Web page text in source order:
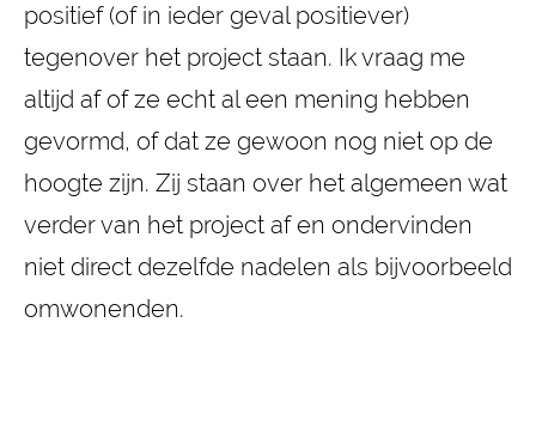
positief (of in ieder geval positiever)
tegenover het project staan. Ik vraag me
altijd af of ze echt al een mening hebben
gevormd, of dat ze gewoon nog niet op de
hoogte zijn. Zij staan over het algemeen wat
verder van het project af en ondervinden
niet direct dezelfde nadelen als bijvoorbeeld
omwonenden.